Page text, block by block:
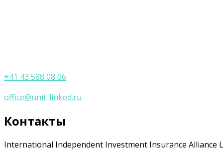
+41 43 588 08 06
office@unit-linked.ru
Контакты
International Independent Investment Insurance Alliance